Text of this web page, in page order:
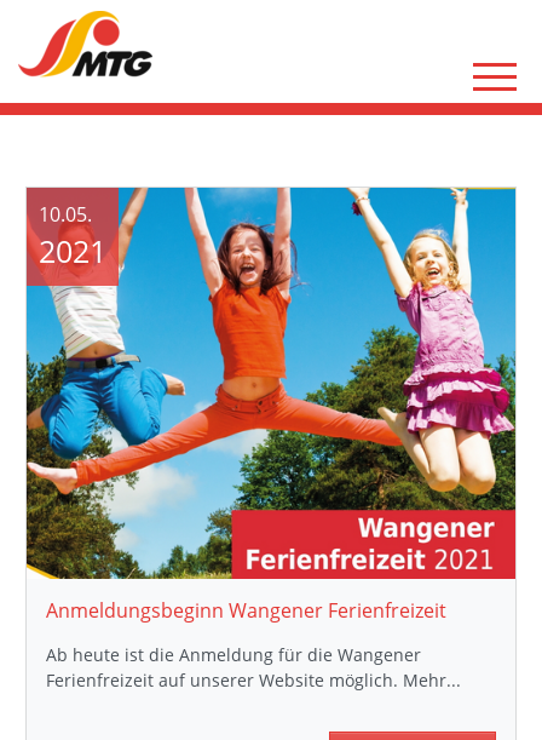
Anmeldungsbeginn Wangener Ferienfreizeit
Ab heute ist die Anmeldung für die Wangener
Ferienfreizeit auf unserer Website möglich. Mehr...
10.05.
2021